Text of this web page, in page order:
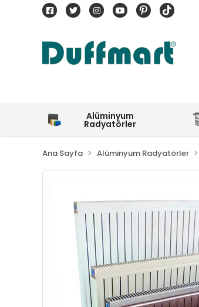
Alüminyum
Radyatörler
Ana Sayfa Alüminyum Radyatörler